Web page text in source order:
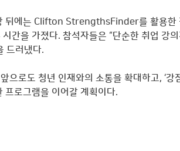
뒤에는 Clifton StrengthsFinder를 활용한
간을 가졌다. 참석자들은 “단순한 취업 강
드러냈다.
으로도 청년 인재와의 소통을 확대하고, ‘
프로그램을 이어갈 계획이다.